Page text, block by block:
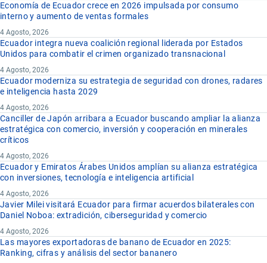
Economía de Ecuador crece en 2026 impulsada por consumo
interno y aumento de ventas formales
4 Agosto, 2026
Ecuador integra nueva coalición regional liderada por Estados
Unidos para combatir el crimen organizado transnacional
4 Agosto, 2026
Ecuador moderniza su estrategia de seguridad con drones, radares
e inteligencia hasta 2029
4 Agosto, 2026
Canciller de Japón arribara a Ecuador buscando ampliar la alianza
estratégica con comercio, inversión y cooperación en minerales
críticos
4 Agosto, 2026
Ecuador y Emiratos Árabes Unidos amplían su alianza estratégica
con inversiones, tecnología e inteligencia artificial
4 Agosto, 2026
Javier Milei visitará Ecuador para firmar acuerdos bilaterales con
Daniel Noboa: extradición, ciberseguridad y comercio
4 Agosto, 2026
Las mayores exportadoras de banano de Ecuador en 2025:
Ranking, cifras y análisis del sector bananero